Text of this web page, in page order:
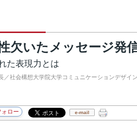
欠いたメッセージ発
た表現力とは
社会構想大学院大学コミュニケーションデザイ
e-mail